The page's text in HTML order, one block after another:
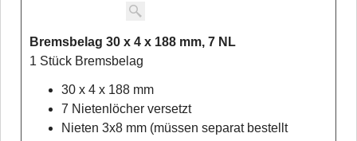
Bremsbelag 30 x 4 x 188 mm, 7 NL
1 Stück Bremsbelag
30 x 4 x 188 mm
7 Nietenlöcher versetzt
Nieten 3x8 mm (müssen separat bestellt